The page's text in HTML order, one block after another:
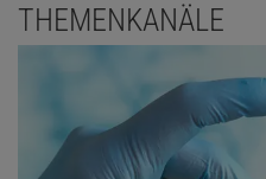
THEMENKANÄLE